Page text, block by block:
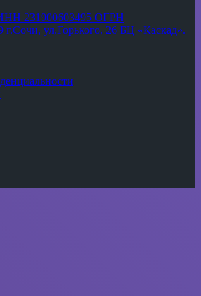
231900603495 ОГРН
г.Сочи, ул.Горького, 26 БЦ «Каскад».